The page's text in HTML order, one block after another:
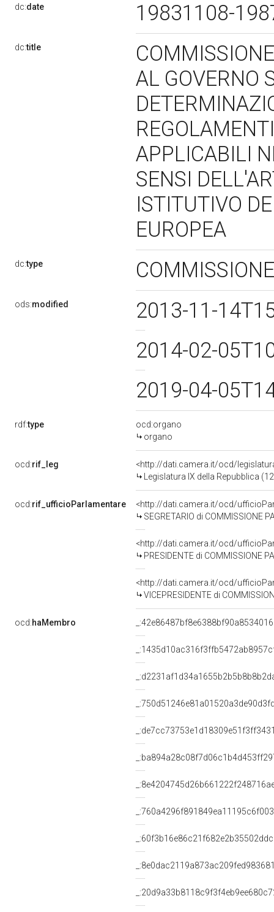
dc:date 19831108-
dc:title
AL GOVERNO
APPLICABILI
SENSI
ISTITUTIVO
EUROPEA
dc:type
ods:modified
2013-11-
2014-02-
2019-04-
rdf:type
ocd:organo
organo
ocd:rif_leg
<http://dati.camera.it/ocd/
Legislatura IX della Repubblica
ocd:rif_ufficioParlamentare
<http://dati.camera.it/ocd/
SEGRETARIO di COMMISSIONE PARLAMENTARE PER IL PARERE AL GOVERNO SUI DECRETI PER LA
<http://dati.camera.it/ocd/
PRESIDENTE di COMMISSIONE PARLAMENTARE PER IL PARERE AL GOVERNO SUI DECRETI PER LA
<http://dati.camera.it/ocd/
VICEPRESIDENTE di COMMISSIONE PARLAMENTARE PER IL PARERE AL GOVERNO SUI DECRETI PER LA
ocd:haMembro